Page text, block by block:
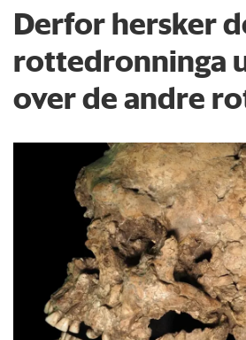
Derfor hersker
rottedronninga
over de andre